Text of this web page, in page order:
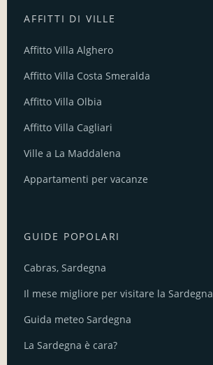
AFFITTI DI VILLE
Affitto Villa Alghero
Affitto Villa Costa Smeralda
Affitto Villa Olbia
Affitto Villa Cagliari
Ville a La Maddalena
Appartamenti per vacanze
GUIDE POPOLARI
Cabras, Sardegna
Il mese migliore per visitare la Sardegna
Guida meteo Sardegna
La Sardegna è cara?